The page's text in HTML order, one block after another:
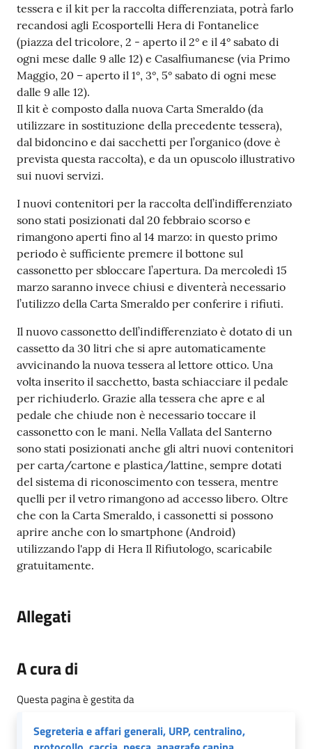
tessera e il kit per la raccolta differenziata, potrà farlo
recandosi agli Ecosportelli Hera di Fontanelice
(piazza del tricolore, 2 - aperto il 2° e il 4° sabato di
ogni mese dalle 9 alle 12) e Casalfiumanese (via Primo
Maggio, 20 – aperto il 1°, 3°, 5° sabato di ogni mese
dalle 9 alle 12).
Il kit è composto dalla nuova Carta Smeraldo (da
utilizzare in sostituzione della precedente tessera),
dal bidoncino e dai sacchetti per l’organico (dove è
prevista questa raccolta), e da un opuscolo illustrativo
sui nuovi servizi.
I nuovi contenitori per la raccolta dell’indifferenziato
sono stati posizionati dal 20 febbraio scorso e
rimangono aperti fino al 14 marzo: in questo primo
periodo è sufficiente premere il bottone sul
cassonetto per sbloccare l’apertura. Da mercoledì 15
marzo saranno invece chiusi e diventerà necessario
l’utilizzo della Carta Smeraldo per conferire i rifiuti.
Il nuovo cassonetto dell’indifferenziato è dotato di un
cassetto da 30 litri che si apre automaticamente
avvicinando la nuova tessera al lettore ottico. Una
volta inserito il sacchetto, basta schiacciare il pedale
per richiuderlo. Grazie alla tessera che apre e al
pedale che chiude non è necessario toccare il
cassonetto con le mani. Nella Vallata del Santerno
sono stati posizionati anche gli altri nuovi contenitori
per carta/cartone e plastica/lattine, sempre dotati
del sistema di riconoscimento con tessera, mentre
quelli per il vetro rimangono ad accesso libero. Oltre
che con la Carta Smeraldo, i cassonetti si possono
aprire anche con lo smartphone (Android)
utilizzando l'app di Hera Il Rifiutologo, scaricabile
gratuitamente.
Allegati
A cura di
Questa pagina è gestita da
Segreteria e affari generali, URP, centralino,